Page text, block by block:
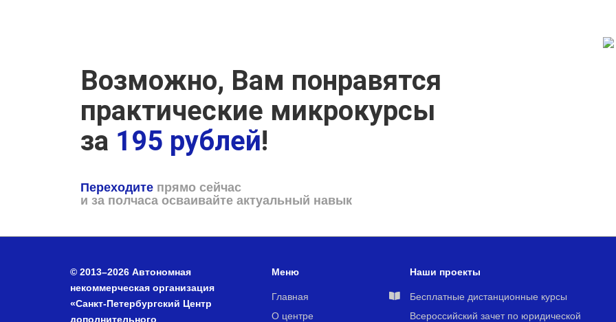
Возможно, Вам понравятся
практические микрокурсы
за 195 рублей!
Переходите прямо сейчас
и за полчаса осваивайте актуальный навык
© 2013–2026 Автономная
некоммерческая организация
«Санкт-Петербургский Центр
дополнительного
Меню
Главная
О центре
Наши проекты
Бесплатные дистанционные курсы
Всероссийский зачет по юридической